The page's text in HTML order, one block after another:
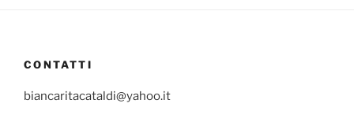
CONTATTI
biancaritacataldi@yahoo.it